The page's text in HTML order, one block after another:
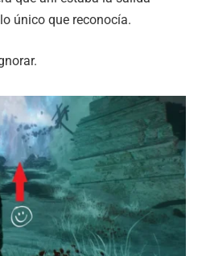
único que reconocía.